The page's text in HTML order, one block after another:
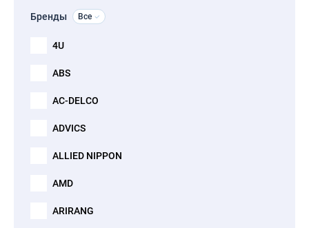
Бренды Все
4U
ABS
AC-DELCO
ADVICS
ALLIED NIPPON
AMD
ARIRANG